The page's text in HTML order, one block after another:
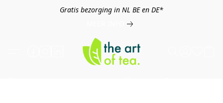
Gratis bezorging in NL BE en DE*